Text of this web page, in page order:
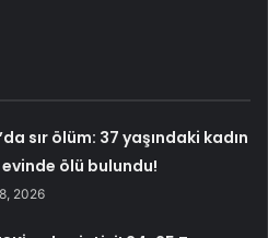
sır ölüm: 37 yaşındaki kadın
evinde ölü bulundu!
2026